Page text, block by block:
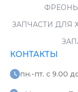
ЗАПЧАСТИ ДЛЯ
КОНТАКТЫ
пн.-пт. с 9.00